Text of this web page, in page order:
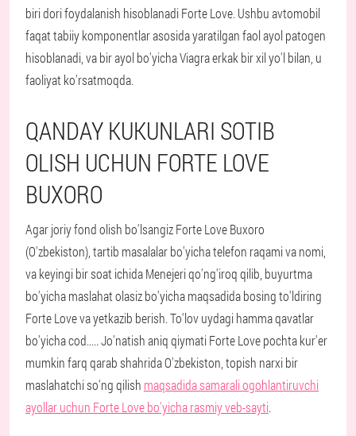
biri dori foydalanish hisoblanadi Forte Love. Ushbu avtomobil
faqat tabiiy komponentlar asosida yaratilgan faol ayol patogen
hisoblanadi, va bir ayol bo'yicha Viagra erkak bir xil yo'l bilan, u
faoliyat ko'rsatmoqda.
QANDAY KUKUNLARI SOTIB
OLISH UCHUN FORTE LOVE
BUXORO
Agar joriy fond olish bo'lsangiz Forte Love Buxoro
(O'zbekiston), tartib masalalar bo'yicha telefon raqami va nomi,
va keyingi bir soat ichida Menejeri qo'ng'iroq qilib, buyurtma
bo'yicha maslahat olasiz bo'yicha maqsadida bosing to'ldiring
Forte Love va yetkazib berish. To'lov uydagi hamma qavatlar
bo'yicha cod..... Jo'natish aniq qiymati Forte Love pochta kur'er
mumkin farq qarab shahrida O'zbekiston, topish narxi bir
maslahatchi so'ng qilish maqsadida samarali ogohlantiruvchi
ayollar uchun Forte Love bo'yicha rasmiy veb-sayti.